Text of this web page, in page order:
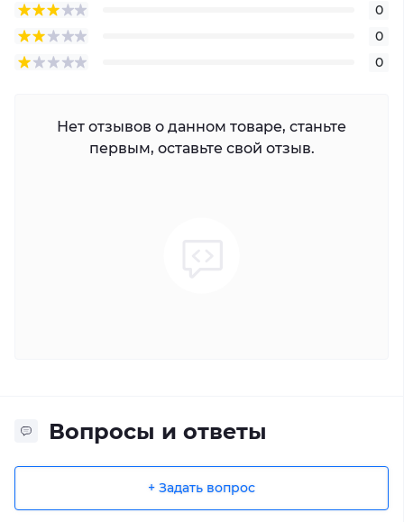
0
0
0
Нет отзывов о данном товаре, станьте
первым, оставьте свой отзыв.
Вопросы и ответы
+ Задать вопрос